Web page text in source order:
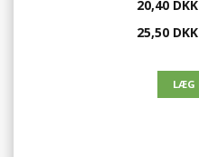
20,40 DKK
25,50 DKK